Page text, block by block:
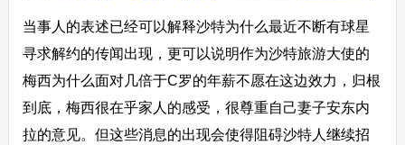
当事人的表述已经可以解释沙特为什么最近不断有球星
寻求解约的传闻出现，更可以说明作为沙特旅游大使的
梅西为什么面对几倍于C罗的年薪不愿在这边效力，归根
到底，梅西很在乎家人的感受，很尊重自己妻子安东内
拉的意见。但这些消息的出现会使得阻碍沙特人继续招